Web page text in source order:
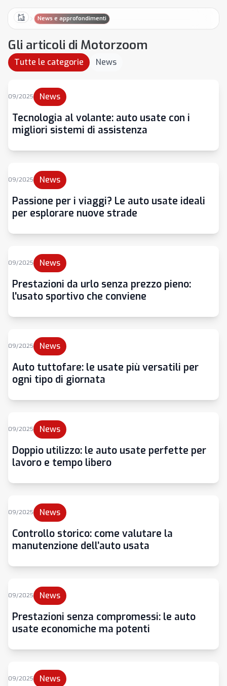
HomeNews e approfondimenti
Gli articoli di Motorzoom
Tutte le categorie News
09/2025 News
Tecnologia al volante: auto usate con i
migliori sistemi di assistenza
09/2025 News
Passione per i viaggi? Le auto usate ideali
per esplorare nuove strade
09/2025 News
Prestazioni da urlo senza prezzo pieno:
l'usato sportivo che conviene
09/2025 News
Auto tuttofare: le usate più versatili per
ogni tipo di giornata
09/2025 News
Doppio utilizzo: le auto usate perfette per
lavoro e tempo libero
09/2025 News
Controllo storico: come valutare la
manutenzione dell’auto usata
09/2025 News
Prestazioni senza compromessi: le auto
usate economiche ma potenti
09/2025 News